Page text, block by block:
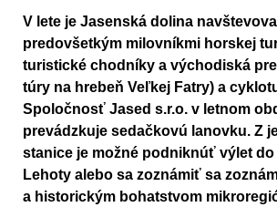
V lete je Jasenská dolina
predovšetkým milovníkmi horskej
turistické chodníky a východiská
túry na hrebeň Veľkej Fatry) a
Spoločnosť Jased s.r.o. v letnom
prevádzkuje sedačkovú lanovku. Z
stanice je možné podniknúť výlet
Lehoty alebo sa zoznámiť sa
a historickým bohatstvom